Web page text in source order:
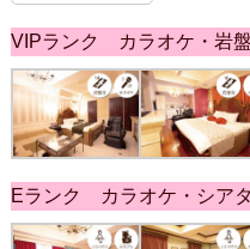
VIPランク カラオケ・岩
Eランク カラオケ・シア